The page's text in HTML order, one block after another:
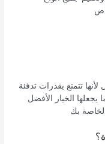
تتمتع بقدرات تدفئة
يجعلها الخيار الأفضل
بك